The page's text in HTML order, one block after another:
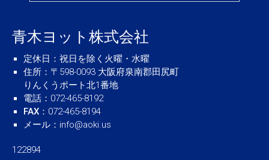
青木ヨット株式会社
定休日 ：祝日を除く火曜・水曜
住所 ：〒598-0093 大阪府泉南郡田尻町
りんくうポート北1番地
電話 ：072-465-8192
FAX ：072-465-8194
メール ： info@aoki.us
122894